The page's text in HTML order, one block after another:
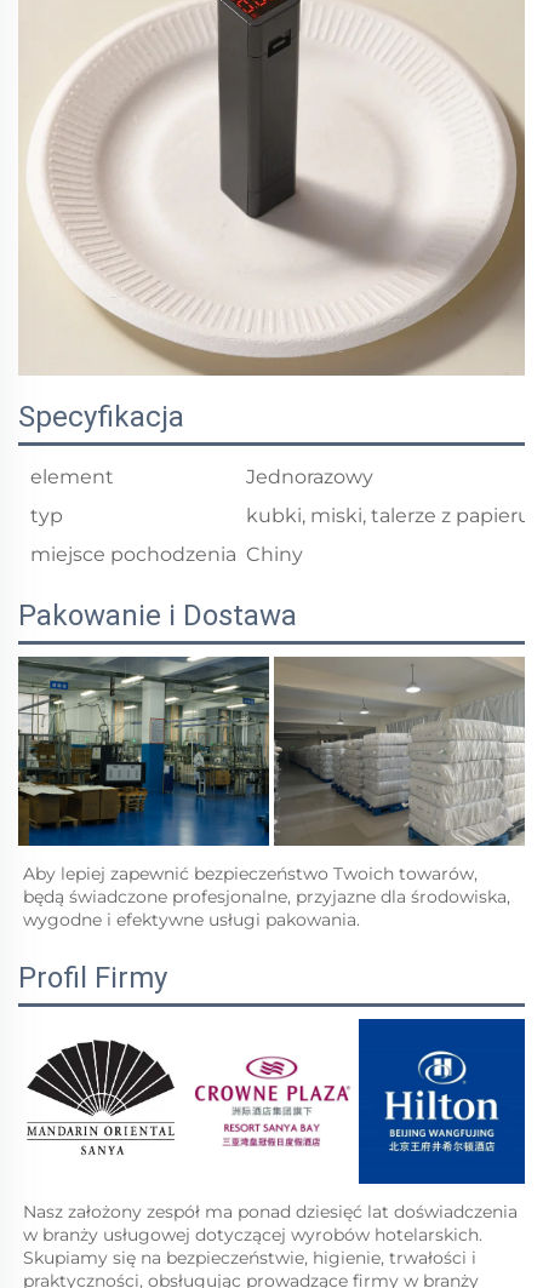
Specyfikacja
element
Jednorazowy
typ
kubki, miski, talerze z papieru
miejsce pochodzenia Chiny
Pakowanie i Dostawa
Aby lepiej zapewnić bezpieczeństwo Twoich towarów,
będą świadczone profesjonalne, przyjazne dla środowiska,
wygodne i efektywne usługi pakowania.
Profil Firmy
Nasz założony zespół ma ponad dziesięć lat doświadczenia
w branży usługowej dotyczącej wyrobów hotelarskich.
Skupiamy się na bezpieczeństwie, higienie, trwałości i
praktyczności, obsługując prowadzące firmy w branży